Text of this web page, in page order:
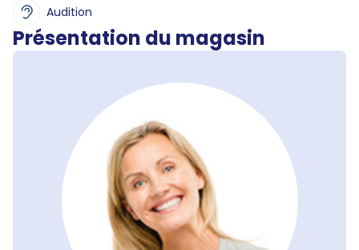
Audition
Présentation du magasin